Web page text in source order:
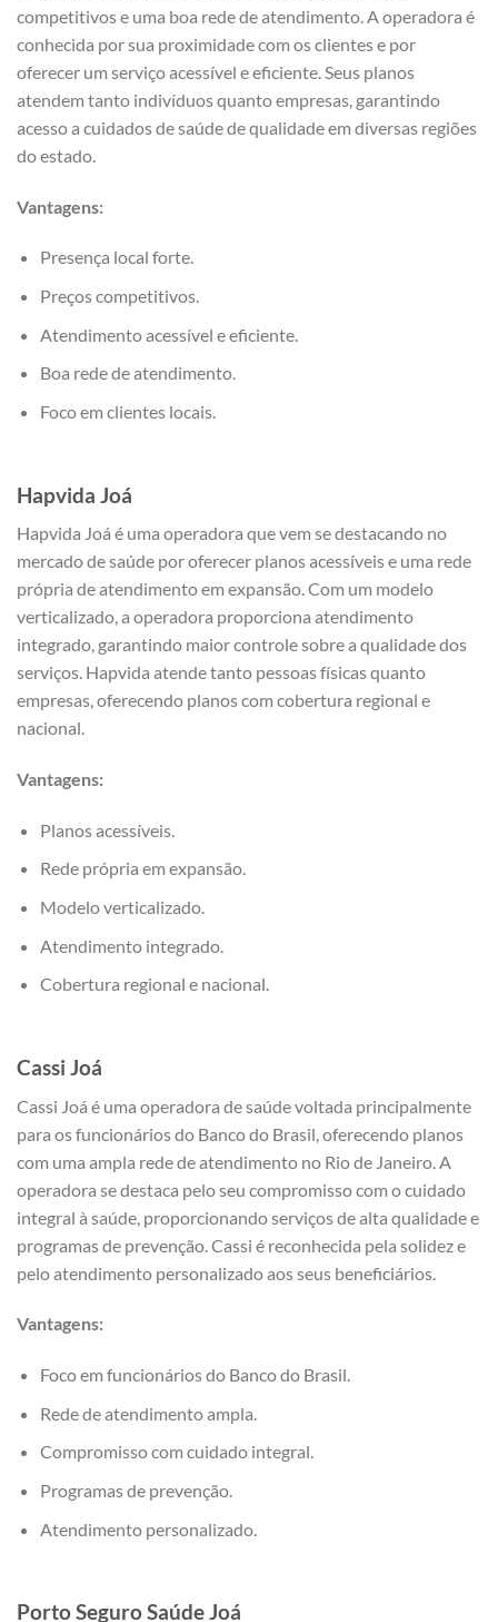
competitivos e uma boa rede de atendimento. A operadora é
conhecida por sua proximidade com os clientes e por
oferecer um serviço acessível e eficiente. Seus planos
atendem tanto indivíduos quanto empresas, garantindo
acesso a cuidados de saúde de qualidade em diversas regiões
do estado.
Vantagens:
Presença local forte.
Preços competitivos.
Atendimento acessível e eficiente.
Boa rede de atendimento.
Foco em clientes locais.
Hapvida Joá
Hapvida Joá é uma operadora que vem se destacando no
mercado de saúde por oferecer planos acessíveis e uma rede
própria de atendimento em expansão. Com um modelo
verticalizado, a operadora proporciona atendimento
integrado, garantindo maior controle sobre a qualidade dos
serviços. Hapvida atende tanto pessoas físicas quanto
empresas, oferecendo planos com cobertura regional e
nacional.
Vantagens:
Planos acessíveis.
Rede própria em expansão.
Modelo verticalizado.
Atendimento integrado.
Cobertura regional e nacional.
Cassi Joá
Cassi Joá é uma operadora de saúde voltada principalmente
para os funcionários do Banco do Brasil, oferecendo planos
com uma ampla rede de atendimento no Rio de Janeiro. A
operadora se destaca pelo seu compromisso com o cuidado
integral à saúde, proporcionando serviços de alta qualidade e
programas de prevenção. Cassi é reconhecida pela solidez e
pelo atendimento personalizado aos seus beneficiários.
Vantagens:
Foco em funcionários do Banco do Brasil.
Rede de atendimento ampla.
Compromisso com cuidado integral.
Programas de prevenção.
Atendimento personalizado.
Porto Seguro Saúde Joá